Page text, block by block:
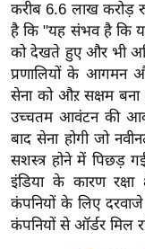
ग
त
ऑ
टो
व
र्ल्ड
न्यू
ज
ब्री
फ
करीब 6.6 लाख करोड़
है कि "यह संभव है कि
को देखते हुए और भी
प्रणालियों के आगमन
सेना को औऱ सक्षम
उच्चतम आवंटन की
बाद सेना होगी जो
सशस्त्र होने में पिछड़
इंडिया के कारण रक्षा
कंपनियों के लिए
कंपनियों से ऑर्डर मिल